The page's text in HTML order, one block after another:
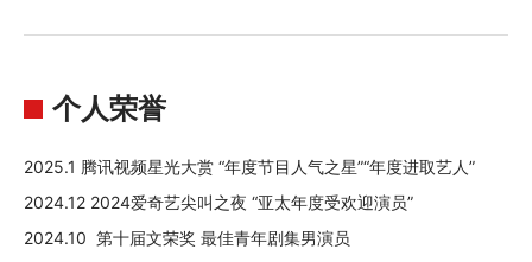
个人荣誉
2025.1 腾讯视频星光大赏 “年度节目人气之星”“年度进取艺人”
2024.12 2024爱奇艺尖叫之夜 “亚太年度受欢迎演员”
2024.10 第十届文荣奖 最佳青年剧集男演员